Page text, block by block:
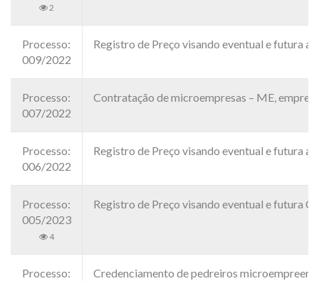
2
Processo:
009/2022
Registro de Preço visando eventual e futura
Processo:
007/2022
Contratação de microempresas – ME,
Processo:
006/2022
Registro de Preço visando eventual e futura
Processo:
005/2023
4
Registro de Preço visando eventual e futura
Processo:
Credenciamento de pedreiros